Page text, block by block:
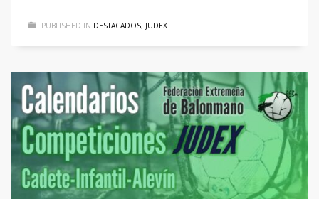
PUBLISHED IN DESTACADOS, JUDEX